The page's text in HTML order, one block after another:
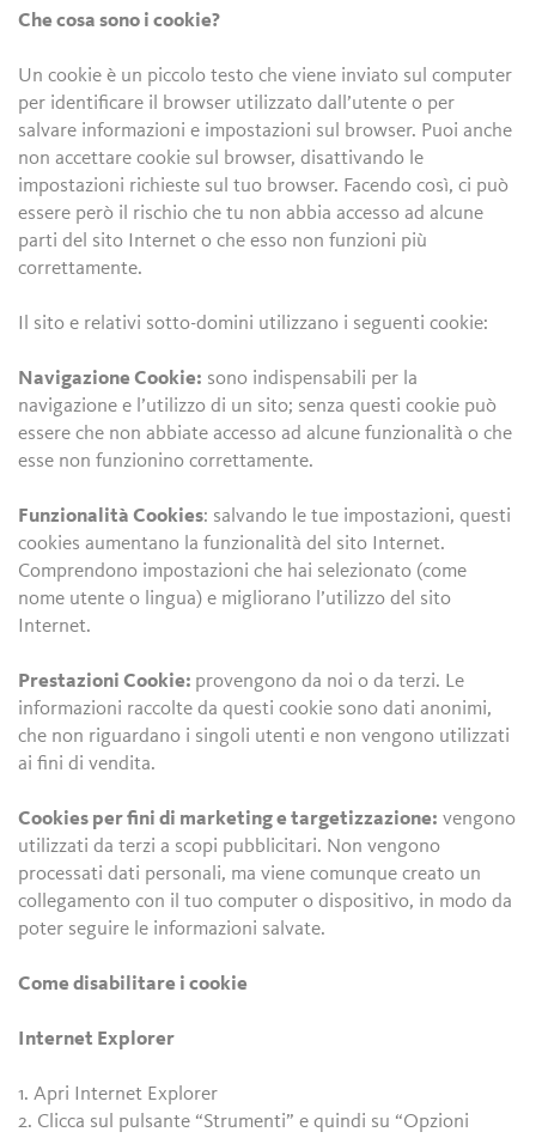
Che cosa sono i cookie?
Un cookie è un piccolo testo che viene inviato sul computer
per identificare il browser utilizzato dall’utente o per
salvare informazioni e impostazioni sul browser. Puoi anche
non accettare cookie sul browser, disattivando le
impostazioni richieste sul tuo browser. Facendo così, ci può
essere però il rischio che tu non abbia accesso ad alcune
parti del sito Internet o che esso non funzioni più
correttamente.
Il sito e relativi sotto-domini utilizzano i seguenti cookie:
Navigazione Cookie: sono indispensabili per la
navigazione e l’utilizzo di un sito; senza questi cookie può
essere che non abbiate accesso ad alcune funzionalità o che
esse non funzionino correttamente.
Funzionalità Cookies: salvando le tue impostazioni, questi
cookies aumentano la funzionalità del sito Internet.
Comprendono impostazioni che hai selezionato (come
nome utente o lingua) e migliorano l’utilizzo del sito
Internet.
Prestazioni Cookie: provengono da noi o da terzi. Le
informazioni raccolte da questi cookie sono dati anonimi,
che non riguardano i singoli utenti e non vengono utilizzati
ai fini di vendita.
Cookies per fini di marketing e targetizzazione: vengono
utilizzati da terzi a scopi pubblicitari. Non vengono
processati dati personali, ma viene comunque creato un
collegamento con il tuo computer o dispositivo, in modo da
poter seguire le informazioni salvate.
Come disabilitare i cookie
Internet Explorer
1. Apri Internet Explorer
2. Clicca sul pulsante “Strumenti” e quindi su “Opzioni